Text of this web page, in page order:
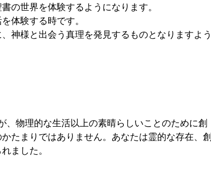
の世界を体験するようになります。
体験する時です。
神様と出会う真理を発見するものとなりますよう
、物理的な生活以上の素晴らしいことのために創
たまりではありません。あなたは霊的な存在、創
ました。